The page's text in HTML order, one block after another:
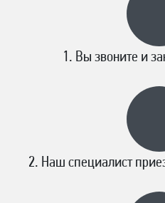
Вы звоните и
Наш специалист